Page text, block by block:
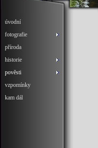
úvodní
fotografie
příroda
historie
pověsti
vzpomínky
kam dál